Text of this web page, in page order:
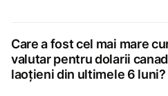
Care a fost cel mai mare
valutar pentru dolarii
laoțieni din ultimele 6 luni?